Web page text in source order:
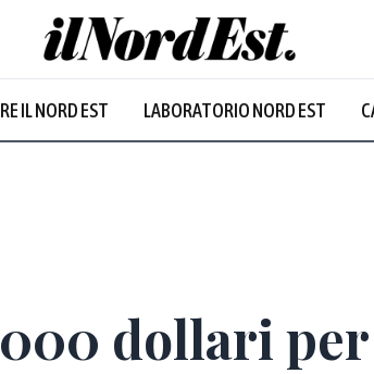
IL NORD EST LABORATORIO NORD EST
dollari